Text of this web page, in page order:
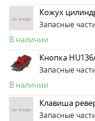
Кожух
Запасные
В наличии
Кнопка
Запасные
В наличии
Клавиша
Запасные